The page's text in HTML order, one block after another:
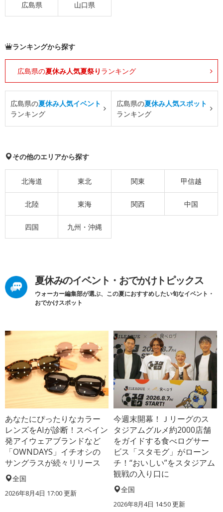
広島県 山口県
ランキングから探す
広島県の夏休み人気夏祭り ランキング
広島県の夏休み人気イベント
ランキング
広島県の夏休み人気スポット
ランキング
その他のエリアから探す
北海道 東北 関東 甲信越
北陸 東海 関西 中国
四国 九州・沖縄
夏休みのイベント・おでかけトピックス
ウォーカー編集部が選ぶ、この夏におすすめしたい旬なイベント・
おでかけスポット
あなたにぴったりなカラー
レンズをAIが診断！スペイン
発アイウェアブランドなど
「OWNDAYS」イチオシの
サングラスが続々リリース
全国
2026年8月4日 17:00更新
今週末開幕！Ｊリーグのス
タジアムグルメ約2000店舗
をガイドする食べログサー
ビス「スタモグ」がローン
チ！“おいしい”をスタジアム
観戦の入り口に
全国
2026年8月4日 14:50更新